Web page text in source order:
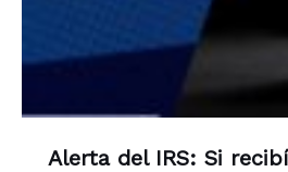
Alerta del IRS: Si